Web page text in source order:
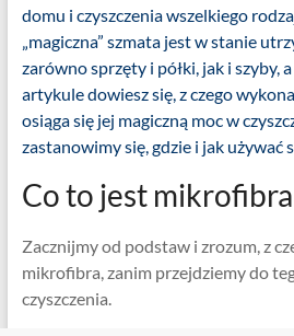
domu i czyszczenia wszelkiego
„magiczna” szmata jest w stanie
zarówno sprzęty i półki, jak i szyby,
artykule dowiesz się, z czego
osiąga się jej magiczną moc w
zastanowimy się, gdzie i jak używać
Co to jest mikrofibra
Zacznijmy od podstaw i zrozum, z
mikrofibra, zanim przejdziemy do
czyszczenia.